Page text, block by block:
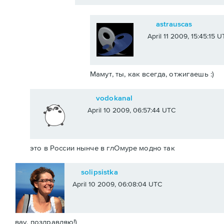
astrauscas
April 11 2009, 15:45:15
Мамут, ты, как всегда, отжигаешь :)
vodokanal
April 10 2009, 06:57:44 UTC
это в России нынче в глОмуре модно так
solipsistka
April 10 2009, 06:08:04 UTC
вау, поздравляю!)